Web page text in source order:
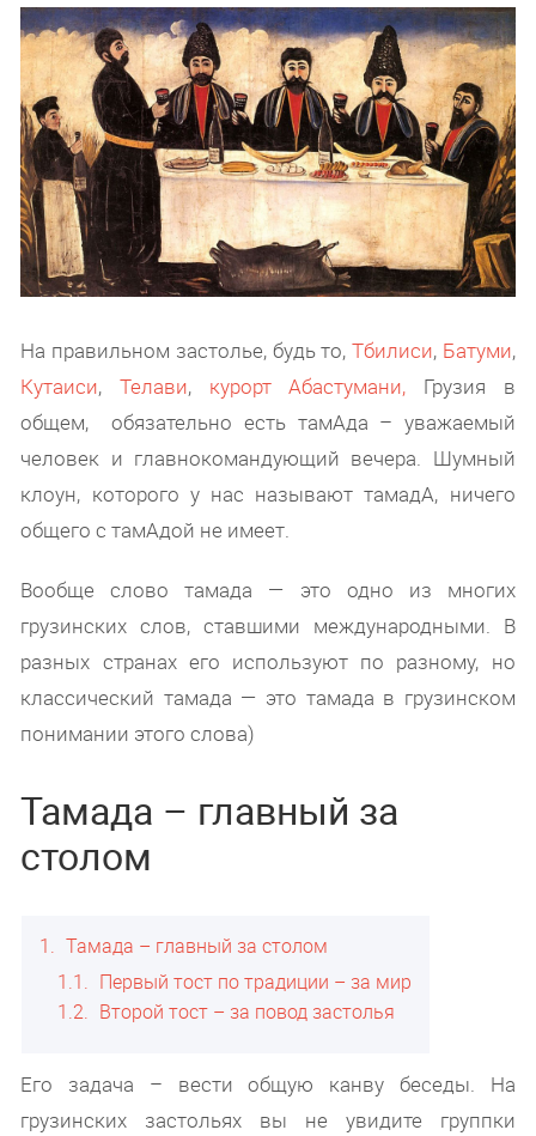
На правильном застолье, будь то, Тбилиси, Батуми,
Кутаиси,Телави, курорт Абастумани, Грузия в
общем, обязательно есть тамАда – уважаемый
человек и главнокомандующий вечера. Шумный
клоун, которого у нас называют тамадА, ничего
общего с тамАдой не имеет.
Вообще слово тамада — это одно из многих
грузинских слов, ставшими международными. В
разных странах его используют по разному, но
классический тамада — это тамада в грузинском
понимании этого слова)
Тамада – главный за
столом
1
Тамада – главный за столом
1.1
Первый тост по традиции – за мир
1.2
Второй тост – за повод застолья
Его задача – вести общую канву беседы. На
грузинских застольях вы не увидите группки